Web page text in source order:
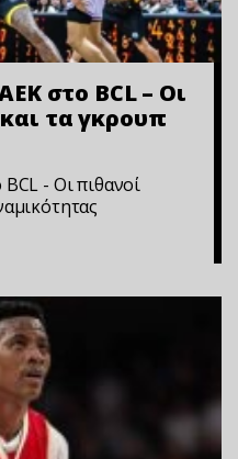
στο BCL – Οι
τα γκρουπ
- Οι πιθανοί